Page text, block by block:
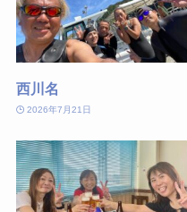
西川名
2026年7月21日